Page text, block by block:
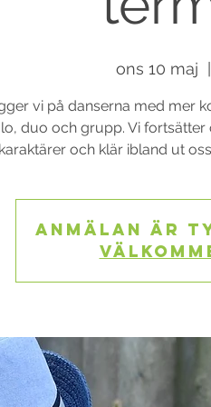
ons 10 maj
vi på danserna med mer
duo och grupp. Vi
och klär ibland ut
Anmälan är